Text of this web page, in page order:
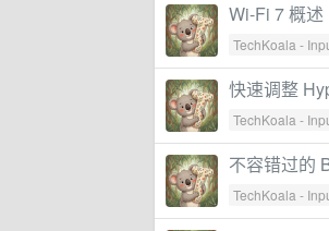
Wi-Fi 7 概述
TechKoala -
快速调整
TechKoala -
不容错过的
TechKoala -